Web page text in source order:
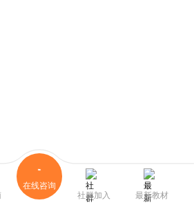
在线咨询
社群加入
最新教材